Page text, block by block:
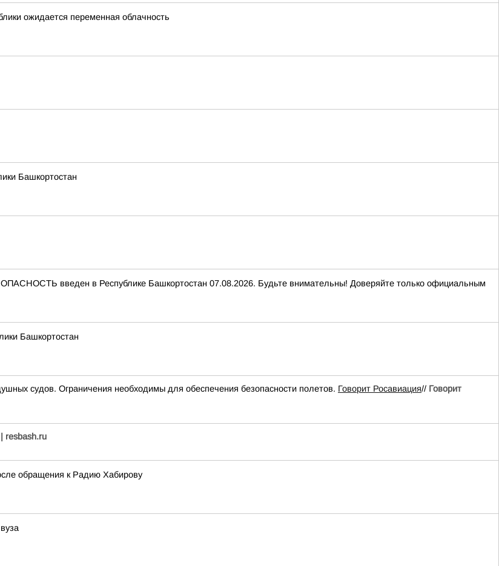
ожидается переменная облачность
Башкортостан
введен в Республике Башкортостан 07.08.2026. Будьте внимательны! Доверяйте только официальным
Башкортостан
судов. Ограничения необходимы для обеспечения безопасности полетов. Говорит Росавиация// Говорит
resbash.ru
обращения к Радию Хабирову